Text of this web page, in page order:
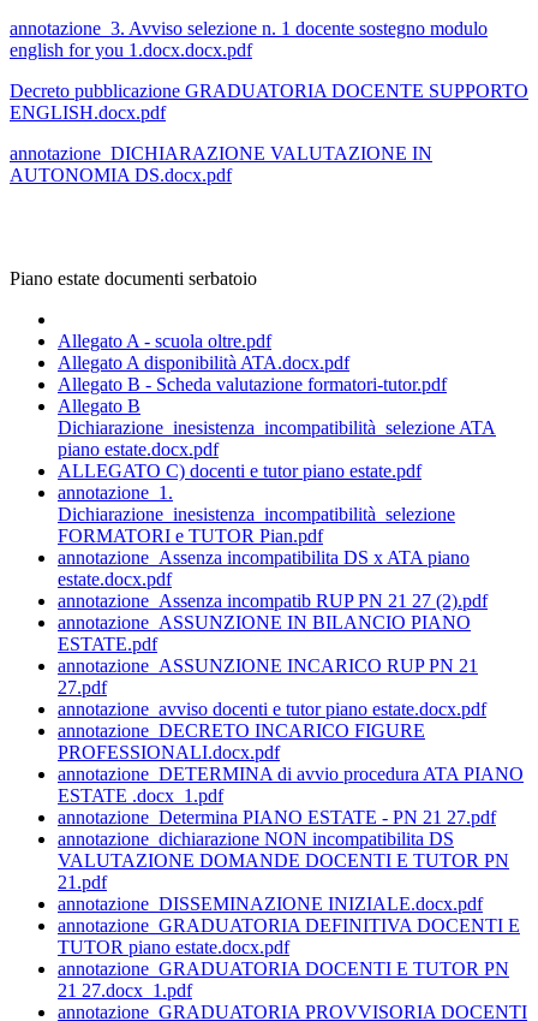
annotazione_3. Avviso selezione n. 1 docente sostegno modulo
english for you 1.docx.docx.pdf
Decreto pubblicazione GRADUATORIA DOCENTE SUPPORTO
ENGLISH.docx.pdf
annotazione_DICHIARAZIONE VALUTAZIONE IN
AUTONOMIA DS.docx.pdf
Piano estate documenti serbatoio
Allegato A - scuola oltre.pdf
Allegato A disponibilità ATA.docx.pdf
Allegato B - Scheda valutazione formatori-tutor.pdf
Allegato B
Dichiarazione_inesistenza_incompatibilità_selezione ATA
piano estate.docx.pdf
ALLEGATO C) docenti e tutor piano estate.pdf
annotazione_1.
Dichiarazione_inesistenza_incompatibilità_selezione
FORMATORI e TUTOR Pian.pdf
annotazione_Assenza incompatibilita DS x ATA piano
estate.docx.pdf
annotazione_Assenza incompatib RUP PN 21 27 (2).pdf
annotazione_ASSUNZIONE IN BILANCIO PIANO
ESTATE.pdf
annotazione_ASSUNZIONE INCARICO RUP PN 21
27.pdf
annotazione_avviso docenti e tutor piano estate.docx.pdf
annotazione_DECRETO INCARICO FIGURE
PROFESSIONALI.docx.pdf
annotazione_DETERMINA di avvio procedura ATA PIANO
ESTATE .docx_1.pdf
annotazione_Determina PIANO ESTATE - PN 21 27.pdf
annotazione_dichiarazione NON incompatibilita DS
VALUTAZIONE DOMANDE DOCENTI E TUTOR PN
21.pdf
annotazione_DISSEMINAZIONE INIZIALE.docx.pdf
annotazione_GRADUATORIA DEFINITIVA DOCENTI E
TUTOR piano estate.docx.pdf
annotazione_GRADUATORIA DOCENTI E TUTOR PN
21 27.docx_1.pdf
annotazione_GRADUATORIA PROVVISORIA DOCENTI